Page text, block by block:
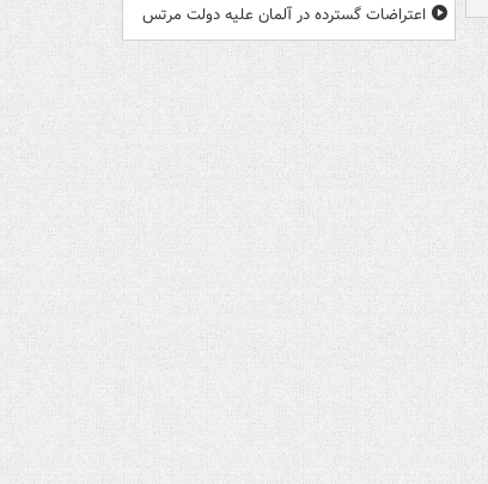
اعتراضات گسترده در آلمان علیه دولت مرتس